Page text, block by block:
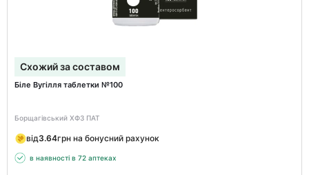
Схожий за составом
Біле Вугілля таблетки №100
Борщагівський ХФЗ ПАТ
від3.64грн на бонусний рахунок
в наявності в 72 аптеках